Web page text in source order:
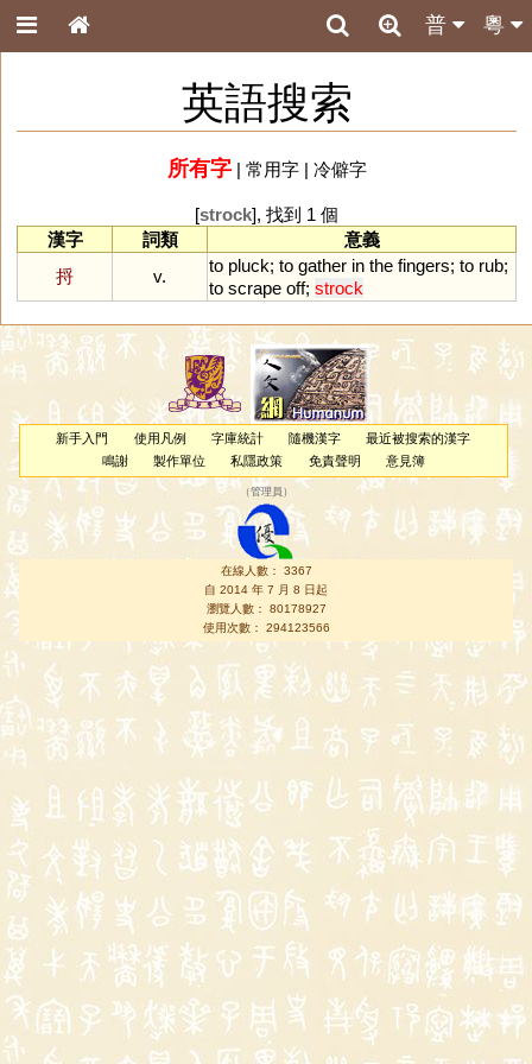
粵
普
英語搜索
所有字| 常用字| 冷僻字
[strock], 找到 1 個
漢字
詞類
意義
捋
v.
to pluck; to gather in the fingers; to rub;
to scrape off; strock
新手入門 使用凡例 字庫統計 隨機漢字
最近被搜索的漢字
鳴謝
製作單位 私隱政策 免責聲明 意見簿
（管理員 ）
在線人數： 3367
自 2014 年 7 月 8 日起
瀏覽人數： 80178927
使用次數： 294123566